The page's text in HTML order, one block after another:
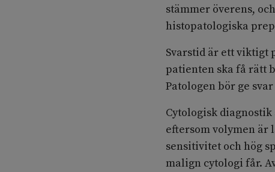
stämmer överens,
histopatologiska
Svarstid är ett viktigt
patienten ska få rätt
Patologen bör ge
Cytologisk
eftersom volymen är
sensitivitet och hög
malign cytologi får.